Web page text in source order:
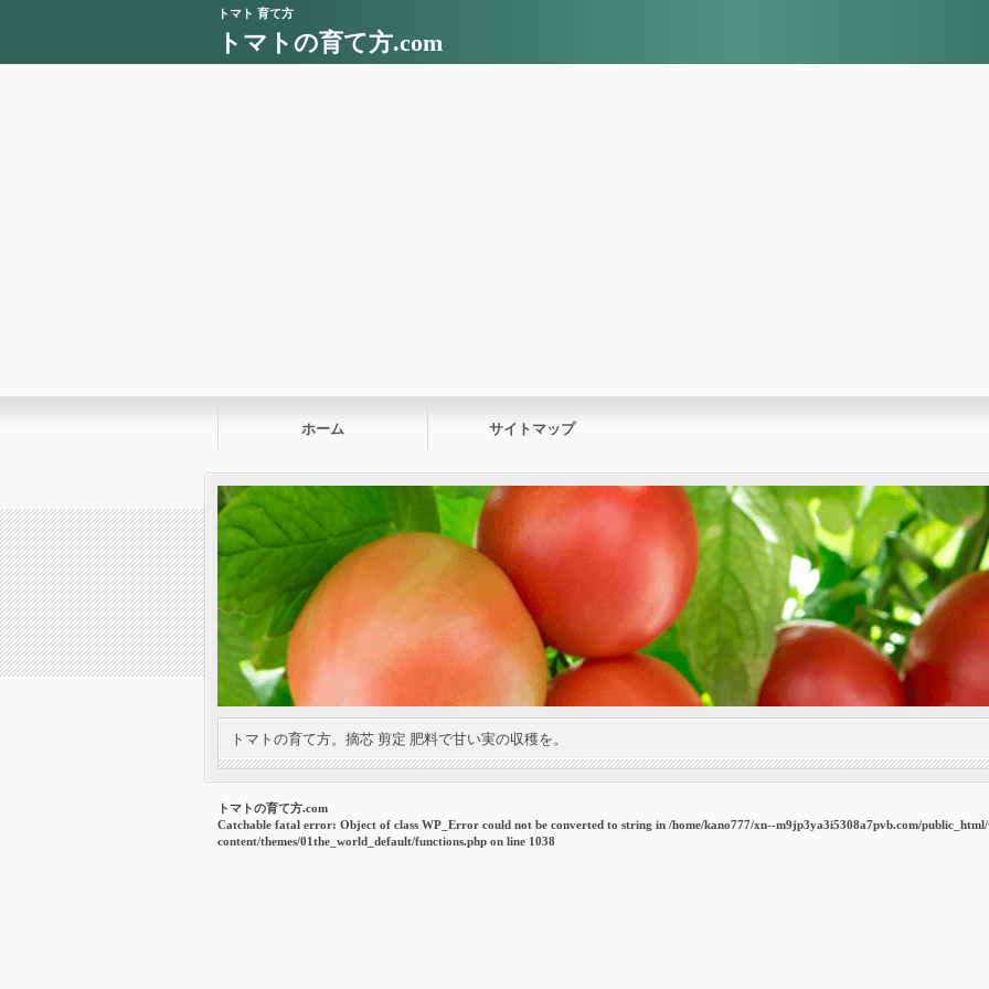
トマト 育て方
トマトの育て方.com
ホーム サイトマップ
トマトの育て方。摘芯 剪定 肥料で甘い実の収穫を。
トマトの育て方.com
Catchable fatal error: Object of class WP_Error could not be converted to string in /home/kano777/xn--m9jp3ya3i5308a7pvb.com/
content/themes/01the_world_default/functions.php on line 1038